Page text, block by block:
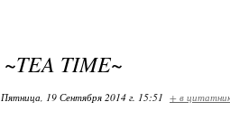
~TEA TIME~
Пятница, 19 Сентября 2014 г. 15:51 + в